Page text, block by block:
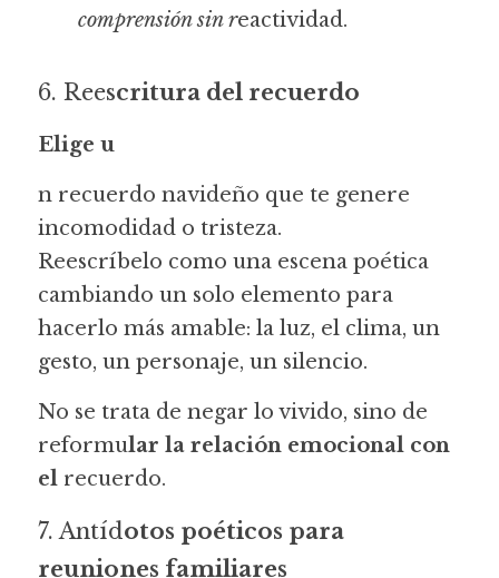
comprensión sin reactividad.
6. Reescritura del recuerdo
Elige u
n recuerdo navideño que te genere
incomodidad o tristeza.
Reescríbelo como una escena poética
cambiando un solo elemento para
hacerlo más amable: la luz, el clima, un
gesto, un personaje, un silencio.
No se trata de negar lo vivido, sino de
reformular la relación emocional con
el recuerdo.
7. Antídotos poéticos para
reuniones familiares